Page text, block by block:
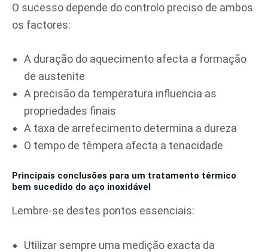
O sucesso depende do controlo preciso de ambos
os factores:
A duração do aquecimento afecta a formação
de austenite
A precisão da temperatura influencia as
propriedades finais
A taxa de arrefecimento determina a dureza
O tempo de têmpera afecta a tenacidade
Principais conclusões para um tratamento térmico
bem sucedido do aço inoxidável
Lembre-se destes pontos essenciais:
Utilizar sempre uma medição exacta da